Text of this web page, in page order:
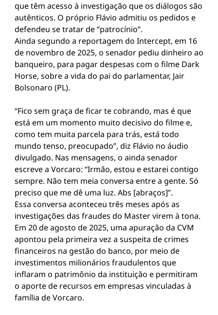
que têm acesso à investigação que os diálogos são
autênticos. O próprio Flávio admitiu os pedidos e
defendeu se tratar de “patrocínio”.
Ainda segundo a reportagem do Intercept, em 16
de novembro de 2025, o senador pediu dinheiro ao
banqueiro, para pagar despesas com o filme Dark
Horse, sobre a vida do pai do parlamentar, Jair
Bolsonaro (PL).
“Fico sem graça de ficar te cobrando, mas é que
está em um momento muito decisivo do filme e,
como tem muita parcela para trás, está todo
mundo tenso, preocupado”, diz Flávio no áudio
divulgado. Nas mensagens, o ainda senador
escreve a Vorcaro: “Irmão, estou e estarei contigo
sempre. Não tem meia conversa entre a gente. Só
preciso que me dê uma luz. Abs [abraços]”.
Essa conversa aconteceu três meses após as
investigações das fraudes do Master virem à tona.
Em 20 de agosto de 2025, uma apuração da CVM
apontou pela primeira vez a suspeita de crimes
financeiros na gestão do banco, por meio de
investimentos milionários fraudulentos que
inflaram o patrimônio da instituição e permitiram
o aporte de recursos em empresas vinculadas à
família de Vorcaro.